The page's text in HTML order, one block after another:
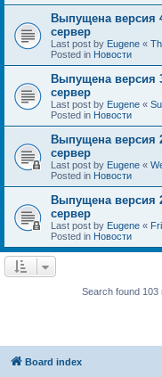
Выпущена версия
сервер
Last post by Eugene «
Posted in Новости
Выпущена версия
сервер
Last post by Eugene «
Posted in Новости
Выпущена версия
сервер
Last post by Eugene «
Posted in Новости
Выпущена версия
сервер
Last post by Eugene «
Posted in Новости
Search found 103
Board index